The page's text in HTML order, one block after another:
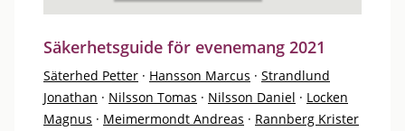
Säkerhetsguide för evenemang 2021
Säterhed Petter · Hansson Marcus · Strandlund
Jonathan · Nilsson Tomas · Nilsson Daniel · Locken
Magnus · Meimermondt Andreas · Rannberg Krister